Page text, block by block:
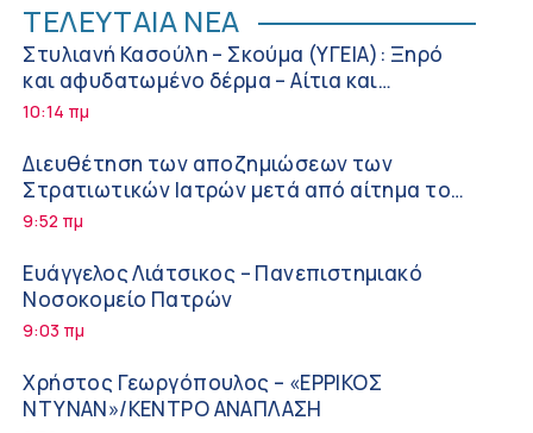
ΤΕΛΕΥΤΑΙΑ ΝΕΑ
Στυλιανή Κασούλη – Σκούμα (ΥΓΕΙΑ): Ξηρό
και αφυδατωμένο δέρμα – Αίτια και
αντιμετώπιση
10:14 πμ
Διευθέτηση των αποζημιώσεων των
Στρατιωτικών Ιατρών μετά από αίτημα του
ΙΣΑ
9:52 πμ
Ευάγγελος Λιάτσικος – Πανεπιστημιακό
Νοσοκομείο Πατρών
9:03 πμ
Χρήστος Γεωργόπουλος – «ΕΡΡΙΚΟΣ
ΝΤΥΝΑΝ»/ΚΕΝΤΡΟ ΑΝΑΠΛΑΣΗ